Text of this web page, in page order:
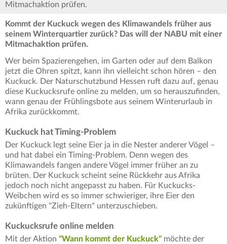
Mitmachaktion prüfen.
Kommt der Kuckuck wegen des Klimawandels früher aus
seinem Winterquartier zurück? Das will der NABU mit einer
Mitmachaktion prüfen.
Wer beim Spazierengehen, im Garten oder auf dem Balkon
jetzt die Ohren spitzt, kann ihn vielleicht schon hören – den
Kuckuck. Der Naturschutzbund Hessen ruft dazu auf, genau
diese Kuckucksrufe online zu melden, um so herauszufinden,
wann genau der Frühlingsbote aus seinem Winterurlaub in
Afrika zurückkommt.
Kuckuck hat Timing-Problem
Der Kuckuck legt seine Eier ja in die Nester anderer Vögel –
und hat dabei ein Timing-Problem. Denn wegen des
Klimawandels fangen andere Vögel immer früher an zu
brüten. Der Kuckuck scheint seine Rückkehr aus Afrika
jedoch noch nicht angepasst zu haben. Für Kuckucks-
Weibchen wird es so immer schwieriger, ihre Eier den
zukünftigen "Zieh-Eltern" unterzuschieben.
Kuckucksrufe online melden
Mit der Aktion "Wann kommt der Kuckuck" möchte der